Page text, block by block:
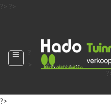
?> ?>
?>
?
?>